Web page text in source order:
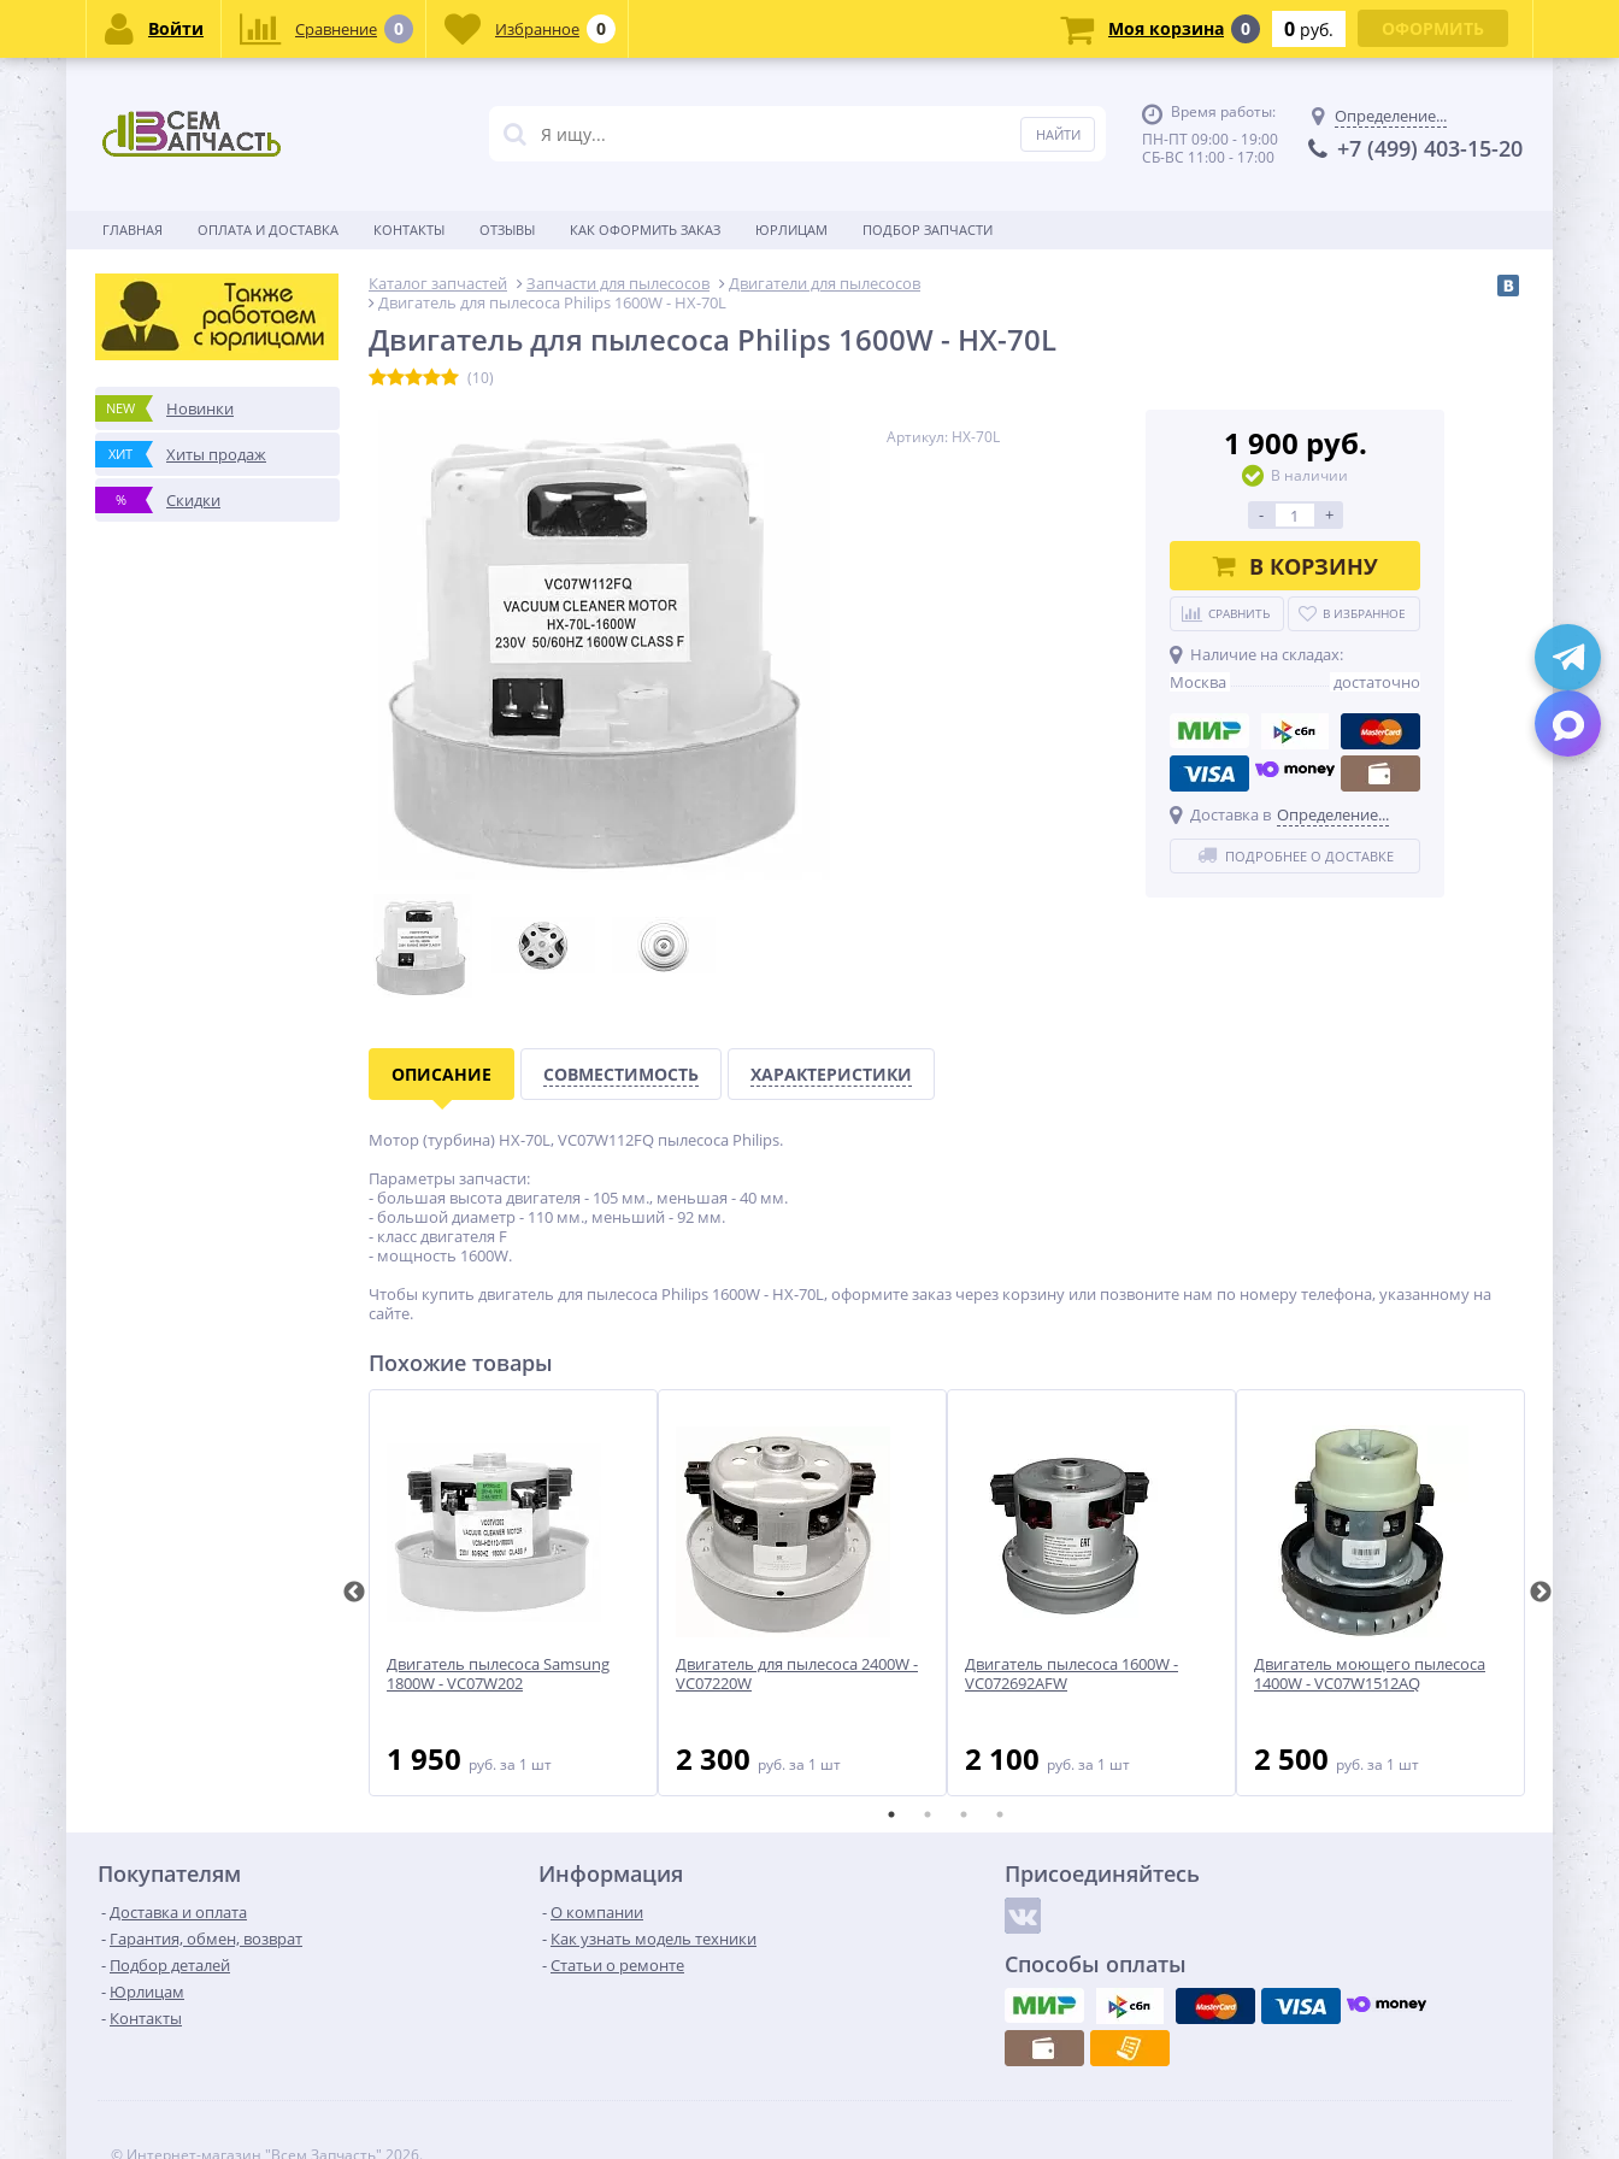
Время работы:
ПН-ПТ 09:00 - 19:00
СБ-ВС 11:00 - 17:00
Определение...
+7 (499) 403-15-20
ГЛАВНАЯ ОПЛАТА И ДОСТАВКА КОНТАКТЫ ОТЗЫВЫ КАК ОФОРМИТЬ ЗАКАЗ ЮРЛИЦАМ ПОДБОР ЗАПЧАСТИ
NEW Новинки
ХИТ Хиты продаж
% Скидки
Каталог запчастей Запчасти для пылесосов
Двигатели для пылесосов
Двигатель для пылесоса Philips 1600W - HX-70L
Двигатель для пылесоса Philips 1600W - HX-70L
(10)
Артикул: HX-70L 1 900 руб.
В наличии
- +
В КОРЗИНУ
СРАВНИТЬ В ИЗБРАННОЕ
Наличие на складах:
Москва
достаточно
Доставка в Определение...
ПОДРОБНЕЕ О ДОСТАВКЕ
ОПИСАНИЕ СОВМЕСТИМОСТЬ ХАРАКТЕРИСТИКИ
Мотор (турбина) HX-70L, VC07W112FQ пылесоса Philips.
Параметры запчасти:
- большая высота двигателя - 105 мм., меньшая - 40 мм.
- большой диаметр - 110 мм., меньший - 92 мм.
- класс двигателя F
- мощность 1600W.
Чтобы купить двигатель для пылесоса Philips 1600W - HX-70L, оформите заказ через корзину или позвоните нам по номеру телефона, указанному на
сайте.
Похожие товары
Двигатель пылесоса Samsung
1800W - VC07W202
1 950 руб. за 1 шт
Двигатель для пылесоса 2400W -
VC07220W
2 300 руб. за 1 шт
Двигатель пылесоса 1600W -
VC072692AFW
2 100 руб. за 1 шт
Двигатель моющего пылесоса
1400W - VC07W1512AQ
2 500 руб. за 1 шт 2
Покупателям
Доставка и оплата
Гарантия, обмен, возврат
Подбор деталей
Юрлицам
Контакты
Информация
О компании
Как узнать модель техники
Статьи о ремонте
Присоединяйтесь
Способы оплаты
© Интернет-магазин "Всем Запчасть" 2026.
Войти Сравнение 0 Избранное 0 Моя корзина 0 0 руб. ОФОРМИТЬ